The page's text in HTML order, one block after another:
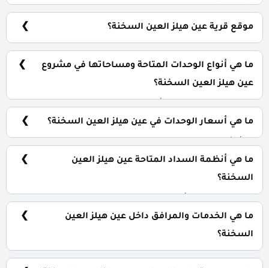
موقع قرية عين هيلز العين السخنة؟
القاهرة وبالتحديد على هضبة الجلالة على بعد 8 كيلو من مدينة
الجلالة.
ما هي أنواع الوحدات المتاحة ومساحاتها في مشروع
عين هيلز العين السخنة؟
ما هي أسعار الوحدات في عين هيلز العين السخنة؟
ما هي أنظمة السداد المتاحة عين هيلز العين
السخنة؟
سنوات بالتساوي.
ما هي الخدمات والمرافق داخل عين هيلز العين
السخنة؟